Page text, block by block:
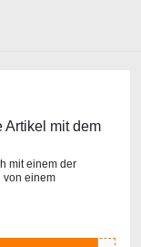
Artikel mit dem
mit einem der
von einem